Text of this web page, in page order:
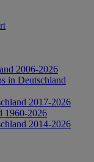
2006-2026
in Deutschland
2017-2026
1960-2026
2014-2026